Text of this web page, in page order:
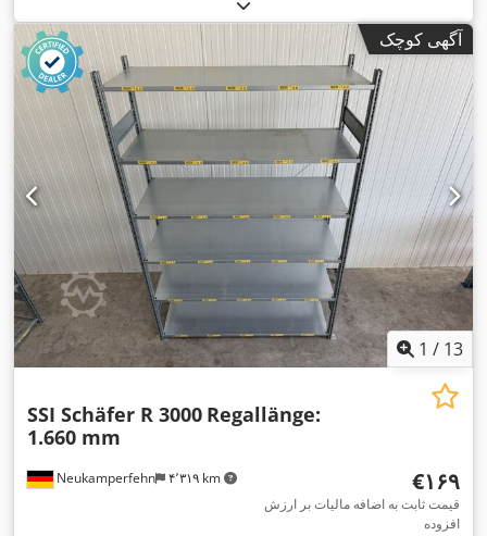
آگهی کوچک
1 / 13
Neukamperfehn ۴٬۳۱۹ km
SSI Schäfer R 3000 Regallänge:
1.660 mm
‎€۱۶۹
قیمت ثابت به اضافه مالیات بر ارزش
افزوده